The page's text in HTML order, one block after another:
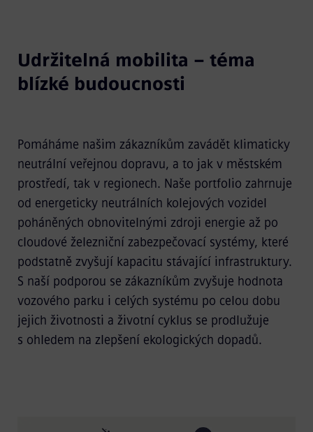
Udržitelná mobilita – téma
blízké budoucnosti
Pomáháme našim zákazníkům zavádět klimaticky
neutrální veřejnou dopravu, a to jak v městském
prostředí, tak v regionech. Naše portfolio zahrnuje
od energeticky neutrálních kolejových vozidel
poháněných obnovitelnými zdroji energie až po
cloudové železniční zabezpečovací systémy, které
podstatně zvyšují kapacitu stávající infrastruktury.
S naší podporou se zákazníkům zvyšuje hodnota
vozového parku i celých systému po celou dobu
jejich životnosti a životní cyklus se prodlužuje
s ohledem na zlepšení ekologických dopadů.